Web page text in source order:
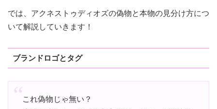
では、アクネストゥディオズの偽物と本物の見分け方につ
いて解説していきます！
ブランドロゴとタグ
これ偽物じゃ無い？